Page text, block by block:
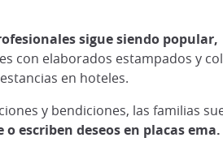
sigue siendo popular,
con elaborados estampados y
en hoteles.
y bendiciones, las familias
escriben deseos en placas ema.